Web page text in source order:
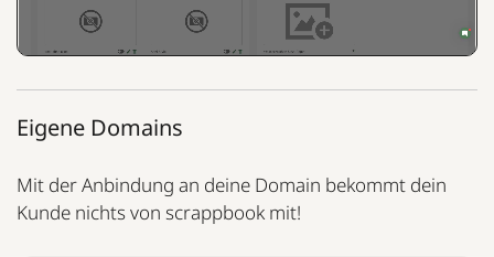
Eigene Domains
Mit der Anbindung an deine Domain bekommt dein
Kunde nichts von scrappbook mit!